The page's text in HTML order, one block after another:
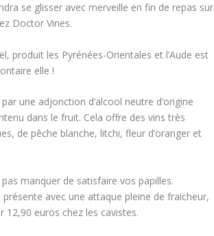
se glisser avec merveille en fin de repas sur
Doctor Vines.
produit les Pyrénées-Orientales et l’Aude est
elle !
une adjonction d’alcool neutre d’origine
dans le fruit. Cela offre des vins très
de pêche blanche, litchi, fleur d’oranger et
manquer de satisfaire vos papilles.
avec une attaque pleine de fraicheur,
euros chez les cavistes.